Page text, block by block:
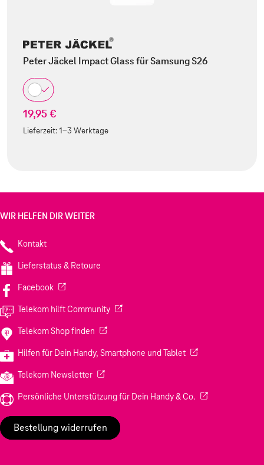
Peter Jäckel Impact Glass für Samsung S26
19,95 €
Lieferzeit:1-3 Werktage
WIR HELFEN DIR WEITER
Kontakt
Lieferstatus & Retoure
Facebook(Wird in einem neuen Tab geöffnet)
Telekom hilft Community(Wird in einem neuen Tab geöffnet)
Telekom Shop finden (Wird in einem neuen Tab geöffnet)
Hilfen für Dein Handy, Smartphone und Tablet(Wird in einem
Telekom Newsletter(Wird in einem neuen Tab geöffnet)
Persönliche Unterstützung für Dein Handy & Co. (Wird in einem
Bestellung widerrufen